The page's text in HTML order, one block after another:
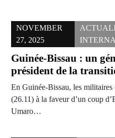
NOVEMBER
27, 2025
Guinée-Bissau : un
président de la
En Guinée-Bissau, les
(26.11) à la faveur d’un coup
Umaro…